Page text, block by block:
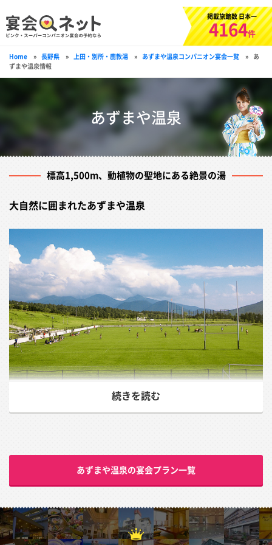
掲載旅館数 日本一
4164件
Home » 長野県 » 上田・別所・鹿教湯 » あずまや温泉コンパニオン宴会一覧 » あ
ずまや温泉情報
あずまや温泉
標高1,500m、動植物の聖地にある絶景の湯
大自然に囲まれたあずまや温泉
南には浅間山、西に美ヶ原と北アルプス連峰をのぞむ大パ
ノラマを味わうことができます。時に眼下に雲海が広がる
こともあります。また、自然の動物が顔を見せることもし
ばしば。野生のカモシカを見ることができるかもしれませ
ん。それもそのはず、このあたりは様々な動植物のるつぼ
となっており、中には寝天然記念物や絶滅危惧種も見受け
続きを読む
あずまや温泉の宴会プラン一覧